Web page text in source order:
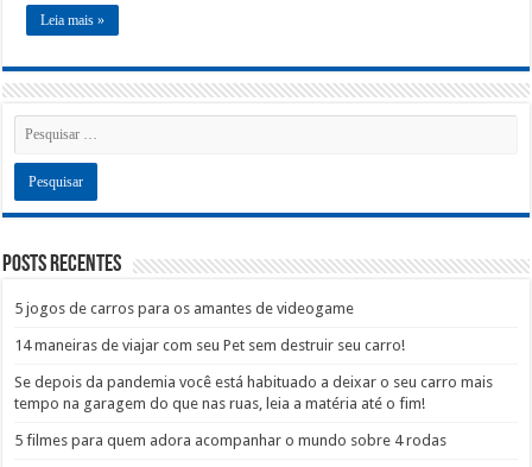
Leia mais »
Posts recentes
5 jogos de carros para os amantes de videogame
14 maneiras de viajar com seu Pet sem destruir seu carro!
Se depois da pandemia você está habituado a deixar o seu carro mais
tempo na garagem do que nas ruas, leia a matéria até o fim!
5 filmes para quem adora acompanhar o mundo sobre 4 rodas